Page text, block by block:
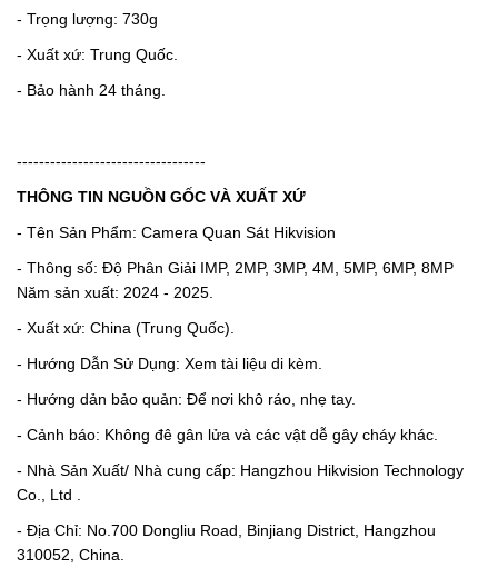
- Trọng lượng: 730g
- Xuất xứ: Trung Quốc.
- Bảo hành 24 tháng.
----------------------------------
THÔNG TIN NGUỒN GỐC VÀ XUẤT XỨ
- Tên Sản Phẩm: Camera Quan Sát Hikvision
- Thông số: Độ Phân Giải IMP, 2MP, 3MP, 4M, 5MP, 6MP, 8MP
Năm sản xuất: 2024 - 2025.
- Xuất xứ: China (Trung Quốc).
- Hướng Dẫn Sử Dụng: Xem tài liệu di kèm.
- Hướng dản bảo quản: Để nơi khô ráo, nhẹ tay.
- Cảnh báo: Không đê gân lửa và các vật dễ gây cháy khác.
- Nhà Sản Xuất/ Nhà cung cấp: Hangzhou Hikvision Technology
Co., Ltd .
- Địa Chỉ: No.700 Dongliu Road, Binjiang District, Hangzhou
310052, China.